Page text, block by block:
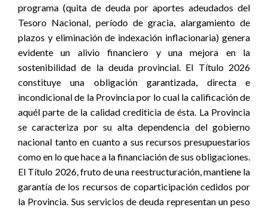
programa (quita de deuda por aportes adeudados del
Tesoro Nacional, período de gracia, alargamiento de
plazos y eliminación de indexación inflacionaria) genera
evidente un alivio financiero y una mejora en la
sostenibilidad de la deuda provincial. El Título 2026
constituye una obligación garantizada, directa e
incondicional de la Provincia por lo cual la calificación de
aquél parte de la calidad crediticia de ésta. La Provincia
se caracteriza por su alta dependencia del gobierno
nacional tanto en cuanto a sus recursos presupuestarios
como en lo que hace a la financiación de sus obligaciones.
El Título 2026, fruto de una reestructuración, mantiene la
garantía de los recursos de coparticipación cedidos por
la Provincia. Sus servicios de deuda representan un peso